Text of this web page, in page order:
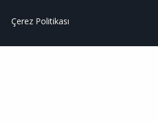
Çerez Politikası